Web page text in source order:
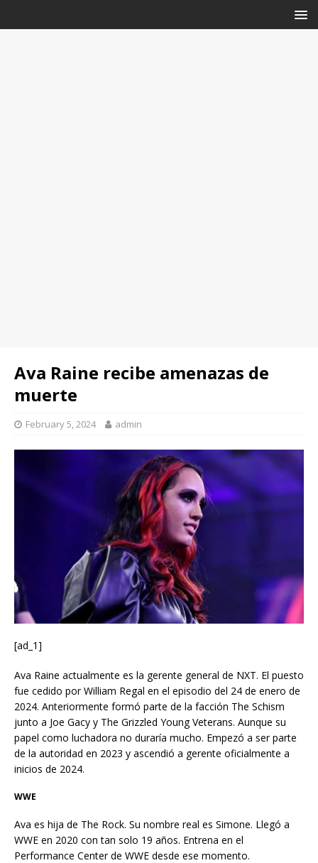
Ava Raine recibe amenazas de
muerte
February 5, 2024 admin
[ad_1]
Ava Raine actualmente es la gerente general de NXT. El puesto
fue cedido por William Regal en el episodio del 24 de enero de
2024. Anteriormente formó parte de la facción The Schism
junto a Joe Gacy y The Grizzled Young Veterans. Aunque su
papel como luchadora no duraría mucho. Empezó a ser parte
de la autoridad en 2023 y ascendió a gerente oficialmente a
inicios de 2024.
WWE
Ava es hija de The Rock. Su nombre real es Simone. Llegó a
WWE en 2020 con tan solo 19 años. Entrena en el
Performance Center de WWE desde ese momento.